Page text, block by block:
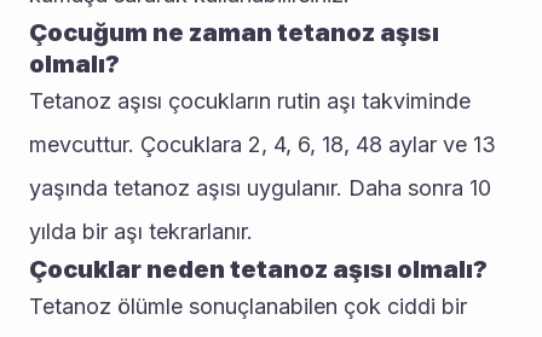
Çocuğum ne zaman tetanoz aşısı
olmalı?
Tetanoz aşısı çocukların rutin aşı takviminde
mevcuttur. Çocuklara 2, 4, 6, 18, 48 aylar ve 13
yaşında tetanoz aşısı uygulanır. Daha sonra 10
yılda bir aşı tekrarlanır.
Çocuklar neden tetanoz aşısı olmalı?
Tetanoz ölümle sonuçlanabilen çok ciddi bir